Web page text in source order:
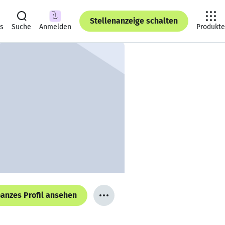
Suche Anmelden
Stellenanzeige schalten
Produkte
Profil ansehen